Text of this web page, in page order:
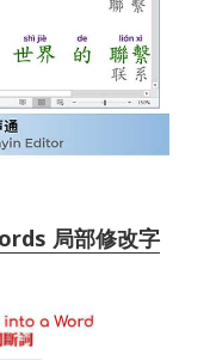
局部修改字